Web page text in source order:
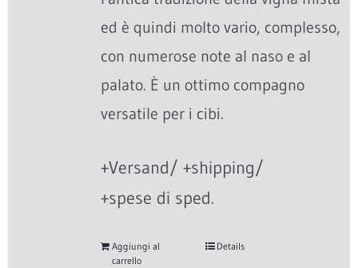
ed è quindi molto vario, complesso,
con numerose note al naso e al
palato. È un ottimo compagno
versatile per i cibi.
+Versand/ +shipping/
+spese di sped.
Aggiungi al
carrello
Details